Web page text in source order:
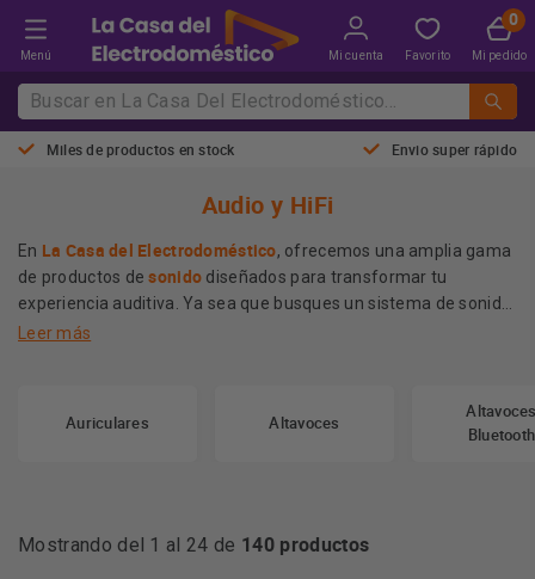
Menú Mi cuenta Favorito Mi pedido
Miles de productos en stock Envio super rápido
Audio y HiFi
En La Casa del Electrodoméstico, ofrecemos una amplia gama
de productos desonido diseñados para transformar tu
experiencia auditiva. Ya sea que busques un sistema de sonido
envolvente para tu hogar o
Además, nuestros equipos de sonido se complementan a la
cada juego, llevando tu experiencia a otro nivel.
Leer más
Auriculares Altavoces
Bluetooth
Mostrando del 1 al 24 de 140 productos